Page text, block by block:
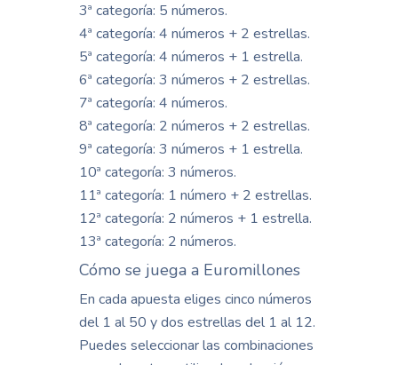
3ª categoría: 5 números.
4ª categoría: 4 números + 2 estrellas.
5ª categoría: 4 números + 1 estrella.
6ª categoría: 3 números + 2 estrellas.
7ª categoría: 4 números.
8ª categoría: 2 números + 2 estrellas.
9ª categoría: 3 números + 1 estrella.
10ª categoría: 3 números.
11ª categoría: 1 número + 2 estrellas.
12ª categoría: 2 números + 1 estrella.
13ª categoría: 2 números.
Cómo se juega a Euromillones
En cada apuesta eliges cinco números
del 1 al 50 y dos estrellas del 1 al 12.
Puedes seleccionar las combinaciones